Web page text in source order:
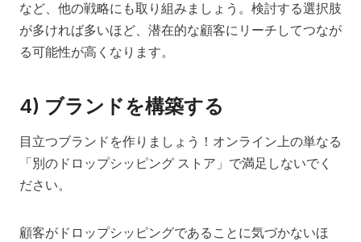
など、他の戦略にも取り組みましょう。検討する選択肢
が多ければ多いほど、潜在的な顧客にリーチしてつなが
る可能性が高くなります。
4) ブランドを構築する
目立つブランドを作りましょう！オンライン上の単なる
「別のドロップシッピング ストア」で満足しないでく
ださい。
顧客がドロップシッピングであることに気づかないほ